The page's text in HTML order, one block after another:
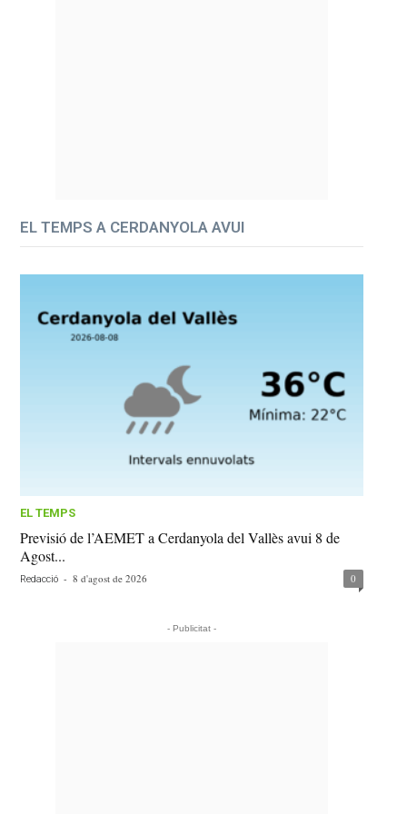
EL TEMPS A CERDANYOLA AVUI
EL TEMPS
Previsió de l’AEMET a Cerdanyola del Vallès avui 8 de
Agost...
Redacció - 8 d'agost de 2026 0
- Publicitat -